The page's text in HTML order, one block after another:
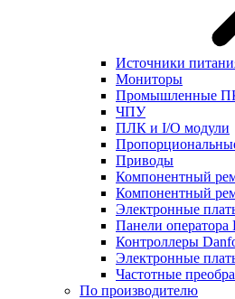
Источники
Мониторы
Промышленные
ЧПУ
ПЛК и I/O модули
Приводы
Компонентный
Компонентный
Электронные
Панели оператора
Контроллеры
Электронные
Частотные
По производителю